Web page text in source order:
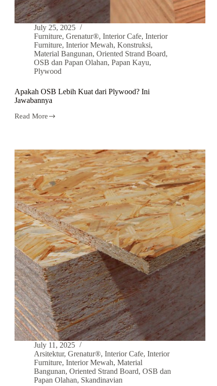
July 25, 2025
Furniture, Grenatur®, Interior Cafe, Interior
Furniture, Interior Mewah, Konstruksi,
Material Bangunan, Oriented Strand Board,
OSB dan Papan Olahan, Papan Kayu,
Plywood
Apakah OSB Lebih Kuat dari Plywood? Ini
Jawabannya
Read More
July 11, 2025
Arsitektur, Grenatur®, Interior Cafe, Interior
Furniture, Interior Mewah, Material
Bangunan, Oriented Strand Board, OSB dan
Papan Olahan, Skandinavian